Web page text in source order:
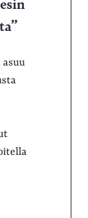
asuu